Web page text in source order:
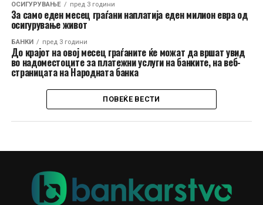
ОСИГУРУВАЊЕ пред 3 години
За само еден месец граѓани наплатија еден милион евра од
осигурување живот
БАНКИ пред 3 години
До крајот на овој месец граѓаните ќе можат да вршат увид
во надоместоците за платежни услуги на банките, на веб-
страницата на Народната банка
ПОВЕЌЕ ВЕСТИ